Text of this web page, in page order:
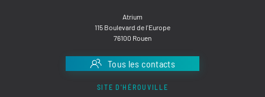
Atrium
115 Boulevard de l'Europe
76100 Rouen
Tous les contacts
SITE D'HÉROUVILLE